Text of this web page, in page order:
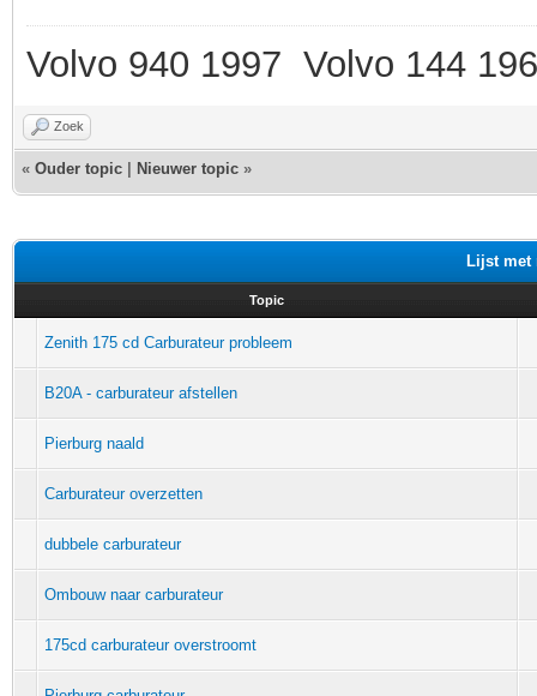
Volvo 940 1997 Volvo 144
Zoek
« Ouder topic Nieuwer topic »
Lijst met
Topic
Zenith 175 cd Carburateur probleem
B20A - carburateur afstellen
Pierburg naald
Carburateur overzetten
dubbele carburateur
Ombouw naar carburateur
175cd carburateur overstroomt